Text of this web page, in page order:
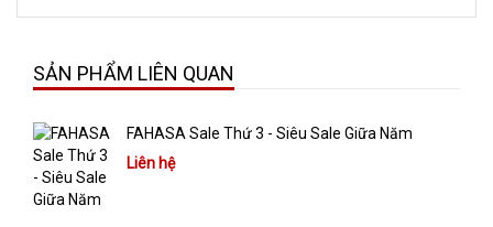
SẢN PHẨM LIÊN QUAN
FAHASA Sale Thứ 3 - Siêu Sale Giữa Năm
Liên hệ